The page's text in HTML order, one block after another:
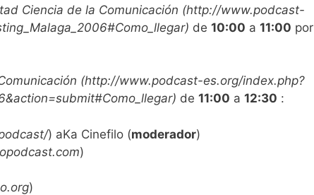
Ciencia de la Comunicación (http://www.podcast-
) de 10:00 a 11:00 por
(http://www.podcast-es.org/index.php?
) de 11:00 a 12:30 :
) aKa Cinefilo (moderador)
)
)